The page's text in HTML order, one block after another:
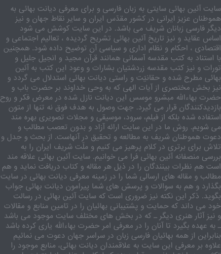
سایت آئین بهائی سایتی به زبان فارسی و برای معرفی دیانت بهائی به
هموطنان عزیز ایرانی در کشور مقدّس ایران و سایر نقاط جهان و نیز
دیگر فارسی زبانان شریف می باشد. در این سایت کوشش می شود
اساس عقاید و نیز تاریخ آئین بهائی تشریح گردیده ، تعالیم اجتماعی و
اقتصادی ، احکام و نظام اداری و سیاسی آن توضیح داده شود. همچنین
با استناد به کتب مقدسه آسمانی همانند قرآن مجید و انجیل جلیل و
تورات و نیز کتب مقدسه زردشتیان بشارات و وعود این کتب به آئین
بهائی مطرح شده و حقانیّت و راستی دیانت بهائی استدلال می گردد و
نیز بخش مختصری از آیات الهی که به وحی خداوند بر حضرت باب و
حضرت بهاءالله مبشرو موسس این دیانت نازل شده در معرض فکر و روح
بازدیدکنندگان قرار می گیرد. جهت وصول به هدف فوق نه تنها از متون
استفاده شده بلکه از فیلم، سرود، موسیقی و مجلات تصویری بهره مند
می شویم. روش ما در این سایت ارائه آزاد و بدون تعصب مطالب و
دعوت هموطنان شریف به مطالعه و تحقیق در آنهاست. از بحث و جدل و
تلاش برای برتری در کلام پرهیز می کنیم و ملّت شریف ایران را به
بررسی منصفانه آئین بهائی فرا می خوانیم. سایت آئین بهائی علاقه مند
است هم نظرات بینندگان را در ذیل هر مقاله و کتاب دریافت نماید و هم
مطالب و مقاله های ارسالی شما را در زمینه معرفی دیانت بهائی در سایت
بگذارد و هم به سوالات و پرسش های شما پیرامون دیانت بهائی جواب
بگوید. ذکر این نکته نیز ضروری است که سایت آئین بهائی در رسالت
خود می داند که حمایت و پشتیبانی بهائیان را در تامین منابع و مقالات
و نیز آثار هنری دیگر ـ که در بخش های مختلف سایت موجود می باشد
ـ به عهده بگیرد تا آنان را در معرفی امر حضرت بهاءالله یاری کرده باشد
بنابراین از همه بهائیان فارسی زبان در سراسر جهان دعوت می نمائیم
علاوه بر معرفی این سایت به علاقمندان دیانت بهائی، منابع موجود را